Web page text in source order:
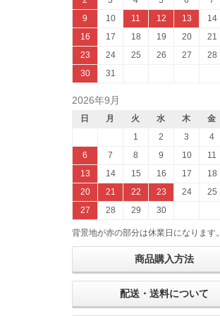
9
10 11 12 13 14
16
17 18 19 20 21
23
24 25 26 27 28
30
31
2026年9月
日 月 火 水 木 金
1
2 3 4
6
7 8 9 10 11
13
14 15 16 17 18
20
21 22 23 24 25
27
28 29 30
背景地が赤の部分は休業日になります。
商品購入方法
配送・送料について